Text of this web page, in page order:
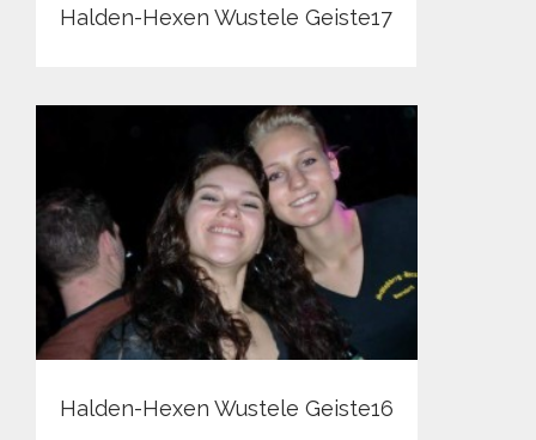
Halden-Hexen Wustele Geiste17
Halden-Hexen Wustele Geiste16